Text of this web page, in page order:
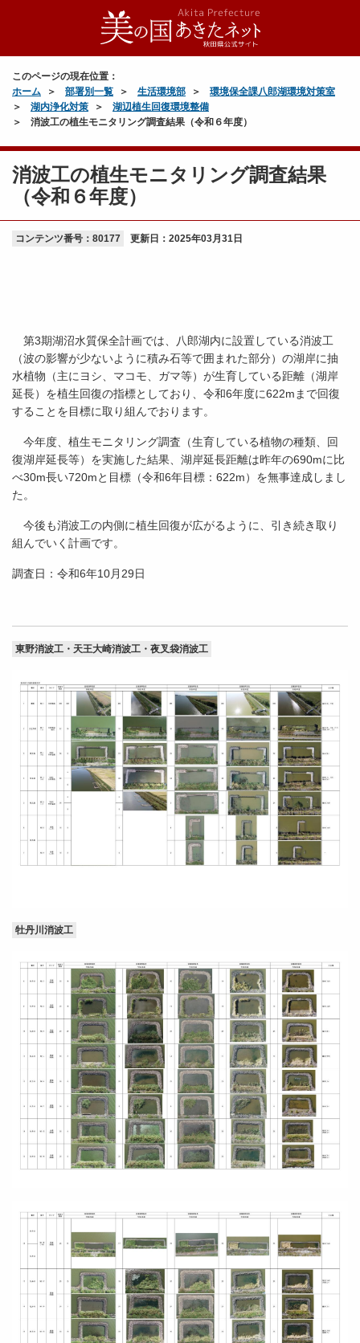
このページの現在位置：
ホーム
部署別一覧 生活環境部
環境保全課八郎湖環境対策室
湖内浄化対策
湖辺植生回復環境整備
消波工の植生モニタリング調査結果（令和６年度）
消波工の植生モニタリング調査結果
（令和６年度）
コンテンツ番号：80177 更新日： 2025年03月31日
第3期湖沼水質保全計画では、八郎湖内に設置している消波工
（波の影響が少ないように積み石等で囲まれた部分）の湖岸に抽
水植物（主にヨシ、マコモ、ガマ等）が生育している距離（湖岸
延長）を植生回復の指標としており、令和6年度に622mまで回復
することを目標に取り組んでおります。
今年度、植生モニタリング調査（生育している植物の種類、回
復湖岸延長等）を実施した結果、湖岸延長距離は昨年の690mに比
べ30m長い720mと目標（令和6年目標：622m）を無事達成しまし
た。
今後も消波工の内側に植生回復が広がるように、引き続き取り
組んでいく計画です。
調査日：令和6年10月29日
東野消波工・天王大崎消波工・夜叉袋消波工
牡丹川消波工